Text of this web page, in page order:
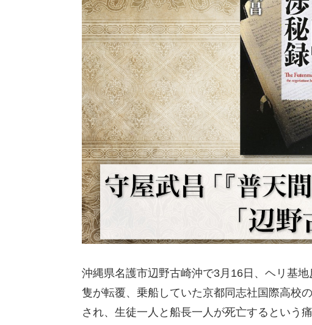
沖縄県名護市辺野古崎沖で3月16日、ヘリ基
隻が転覆、乗船していた京都同志社国際高校
され、生徒一人と船長一人が死亡するという